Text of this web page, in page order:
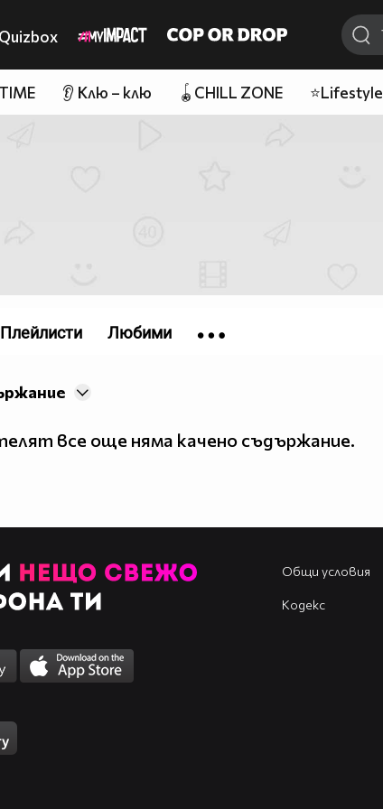
Quizbox
👂 Клю – клю 🪀CHILL ZONE ⭐Lifestyle
все още няма качено съдържание.
Плейлисти Любими
Общи условия
Кодекс